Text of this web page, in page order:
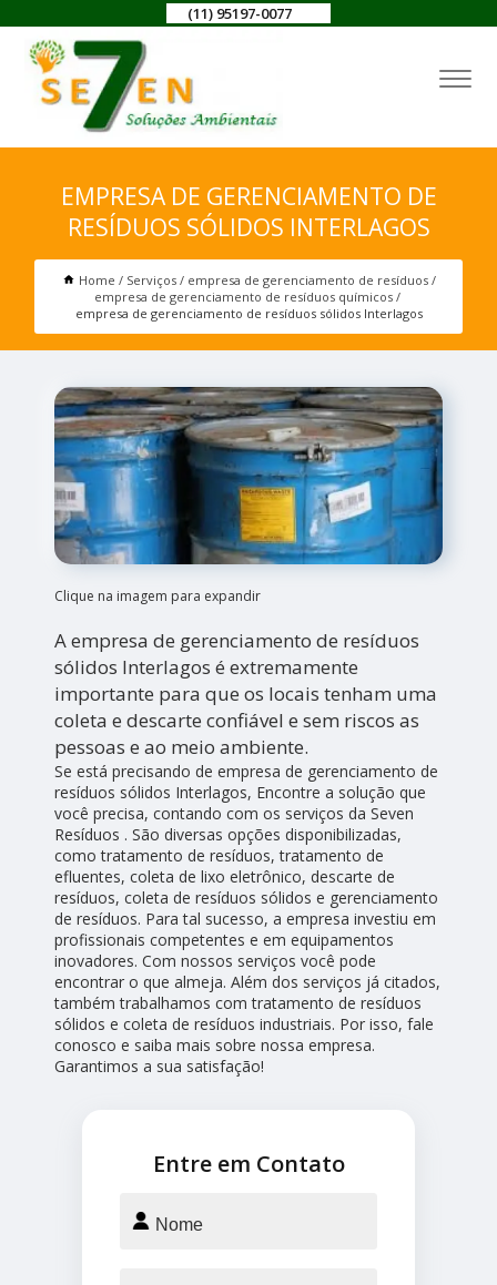
(11) 95197-0077
EMPRESA DE GERENCIAMENTO DE
RESÍDUOS SÓLIDOS INTERLAGOS
Home Serviços
empresa de gerenciamento de resíduos
empresa de gerenciamento de resíduos químicos
empresa de gerenciamento de resíduos sólidos Interlagos
Clique na imagem para expandir
A empresa de gerenciamento de resíduos
sólidos Interlagos é extremamente
importante para que os locais tenham uma
coleta e descarte confiável e sem riscos as
pessoas e ao meio ambiente.
Se está precisando de empresa de gerenciamento de
resíduos sólidos Interlagos, Encontre a solução que
você precisa, contando com os serviços da Seven
Resíduos . São diversas opções disponibilizadas,
como tratamento de resíduos, tratamento de
efluentes, coleta de lixo eletrônico, descarte de
resíduos, coleta de resíduos sólidos e gerenciamento
de resíduos. Para tal sucesso, a empresa investiu em
profissionais competentes e em equipamentos
inovadores. Com nossos serviços você pode
encontrar o que almeja. Além dos serviços já citados,
também trabalhamos com tratamento de resíduos
sólidos e coleta de resíduos industriais. Por isso, fale
conosco e saiba mais sobre nossa empresa.
Garantimos a sua satisfação!
Entre em Contato